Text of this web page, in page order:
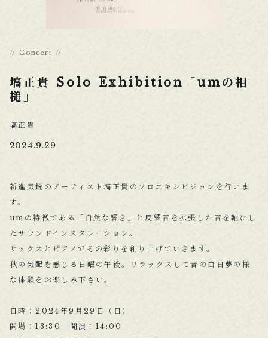
Concert
塙正貴 Solo Exhibition「umの相
槌」
塙正貴
2024.9.29
新進気鋭のアーティスト塙正貴のソロエキシビジョンを行いま
す。
umの特徴である「自然な響き」と反響音を拡張した音を軸にし
たサウンドインスタレーション。
サックスとピアノでその彩りを創り上げていきます。
秋の気配を感じる日曜の午後。リラックスして音の白日夢の様
な体験をお楽しみ下さい。
日時：2024年9月29日（日）
開場：13:30 開演：14:00